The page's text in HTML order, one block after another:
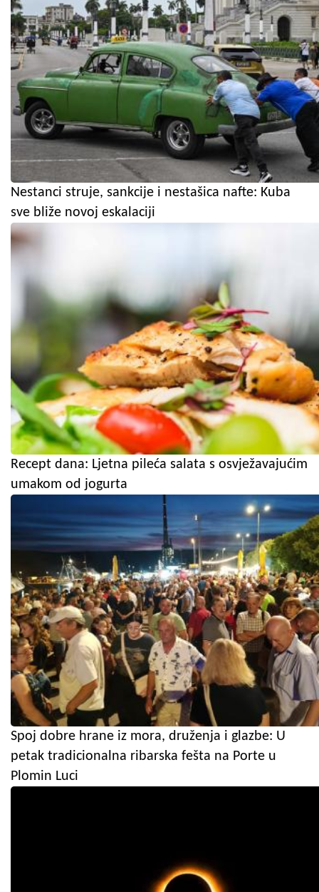
Nestanci struje, sankcije i nestašica nafte: Kuba
sve bliže novoj eskalaciji
Recept dana: Ljetna pileća salata s osvježavajućim
umakom od jogurta
Spoj dobre hrane iz mora, druženja i glazbe: U
petak tradicionalna ribarska fešta na Porte u
Plomin Luci